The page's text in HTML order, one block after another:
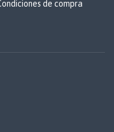
de compra